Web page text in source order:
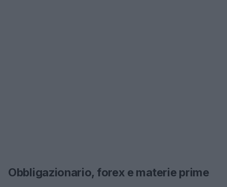
Obbligazionario, forex e materie prime